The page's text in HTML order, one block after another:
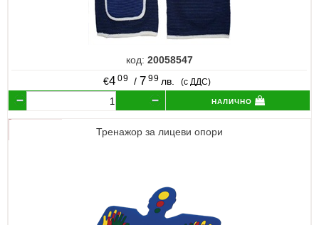
код: 20058547
€4 09 / 7 99 лв. (с ДДС)
налично
Тренажор за лицеви опори